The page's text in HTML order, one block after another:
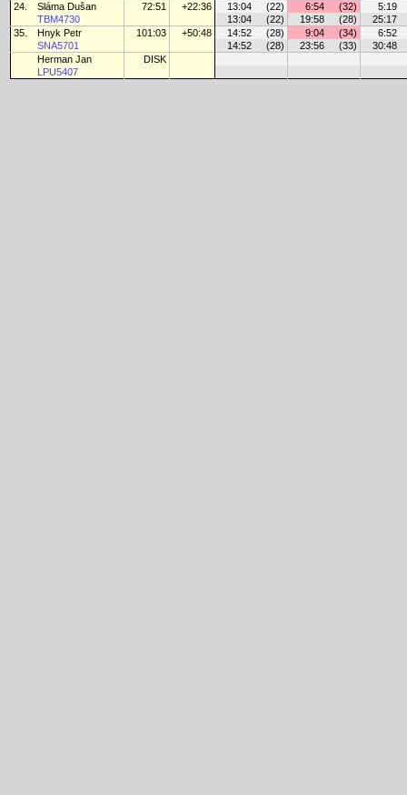
24.
Sláma Dušan 72:51 +22:36 13:04 (22) 6:54 (32)
5:19
TBM4730
13:04 (22) 19:58 (28)
25:17
35.
Hnyk Petr 101:03 +50:48 14:52 (28) 9:04 (34)
6:52
SNA5701
14:52 (28) 23:56 (33)
30:48
Herman Jan
DISK
LPU5407